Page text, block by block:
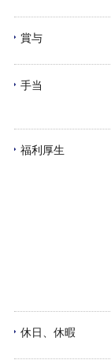
賞与
手当
福利厚生
休日、休暇